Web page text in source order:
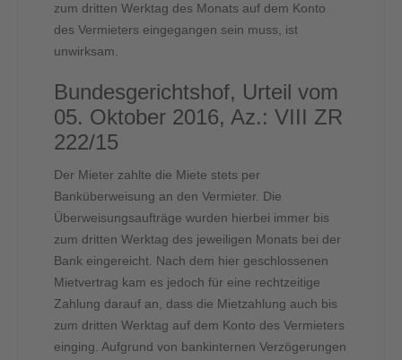
zum dritten Werktag des Monats auf dem Konto
des Vermieters eingegangen sein muss, ist
unwirksam.
Bundesgerichtshof, Urteil vom
05. Oktober 2016, Az.: VIII ZR
222/15
Der Mieter zahlte die Miete stets per
Banküberweisung an den Vermieter. Die
Überweisungsaufträge wurden hierbei immer bis
zum dritten Werktag des jeweiligen Monats bei der
Bank eingereicht. Nach dem hier geschlossenen
Mietvertrag kam es jedoch für eine rechtzeitige
Zahlung darauf an, dass die Mietzahlung auch bis
zum dritten Werktag auf dem Konto des Vermieters
einging. Aufgrund von bankinternen Verzögerungen